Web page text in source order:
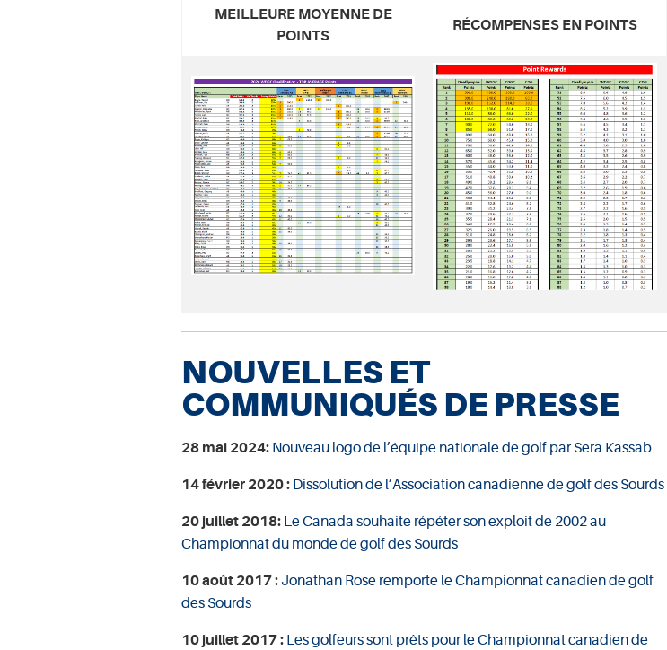
MEILLEURE MOYENNE DE
POINTS
RÉCOMPENSES EN POINTS
NOUVELLES ET
COMMUNIQUÉS DE PRESSE
28 mai 2024: Nouveau logo de l’équipe nationale de golf par Sera Kassab
14 février 2020 : Dissolution de l’Association canadienne de golf des Sourds
20 juillet 2018: Le Canada souhaite répéter son exploit de 2002 au
Championnat du monde de golf des Sourds
10 août 2017 : Jonathan Rose remporte le Championnat canadien de golf
des Sourds
10 juillet 2017 : Les golfeurs sont prêts pour le Championnat canadien de